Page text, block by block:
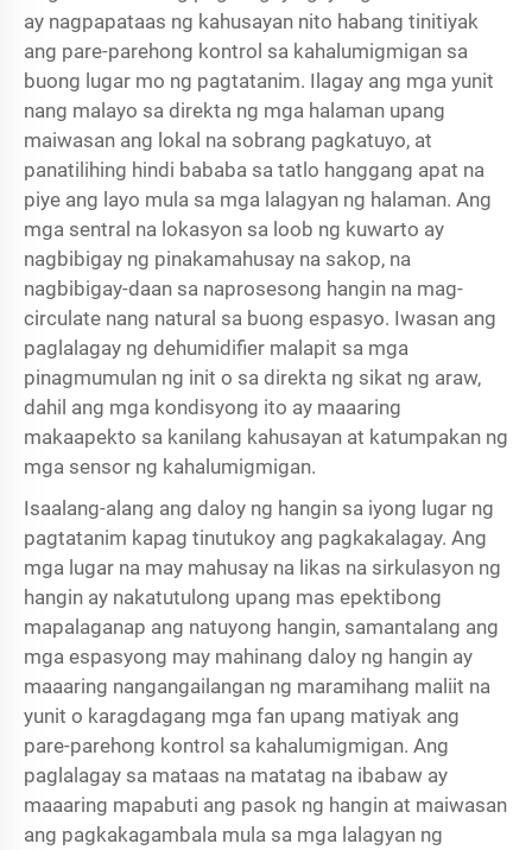
ay nagpapataas ng kahusayan nito habang tinitiyak
ang pare-parehong kontrol sa kahalumigmigan sa
buong lugar mo ng pagtatanim. Ilagay ang mga yunit
nang malayo sa direkta ng mga halaman upang
maiwasan ang lokal na sobrang pagkatuyo, at
panatilihing hindi bababa sa tatlo hanggang apat na
piye ang layo mula sa mga lalagyan ng halaman. Ang
mga sentral na lokasyon sa loob ng kuwarto ay
nagbibigay ng pinakamahusay na sakop, na
nagbibigay-daan sa naprosesong hangin na mag-
circulate nang natural sa buong espasyo. Iwasan ang
paglalagay ng dehumidifier malapit sa mga
pinagmumulan ng init o sa direkta ng sikat ng araw,
dahil ang mga kondisyong ito ay maaaring
makaapekto sa kanilang kahusayan at katumpakan ng
mga sensor ng kahalumigmigan.
Isaalang-alang ang daloy ng hangin sa iyong lugar ng
pagtatanim kapag tinutukoy ang pagkakalagay. Ang
mga lugar na may mahusay na likas na sirkulasyon ng
hangin ay nakatutulong upang mas epektibong
mapalaganap ang natuyong hangin, samantalang ang
mga espasyong may mahinang daloy ng hangin ay
maaaring nangangailangan ng maramihang maliit na
yunit o karagdagang mga fan upang matiyak ang
pare-parehong kontrol sa kahalumigmigan. Ang
paglalagay sa mataas na matatag na ibabaw ay
maaaring mapabuti ang pasok ng hangin at maiwasan
ang pagkakagambala mula sa mga lalagyan ng